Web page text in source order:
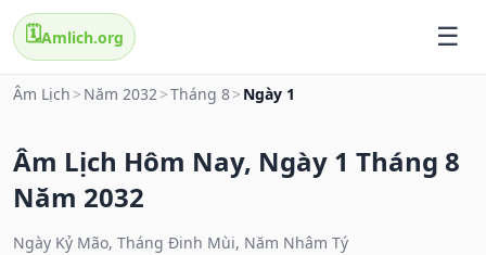
🗓️Amlich.org
Âm Lịch > Năm 2032>Tháng 8> Ngày 1
Âm Lịch Hôm Nay, Ngày 1 Tháng 8
Năm 2032
Ngày Kỷ Mão, Tháng Đinh Mùi, Năm Nhâm Tý